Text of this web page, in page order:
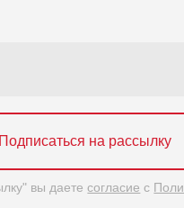
Подписаться на рассылку
вы даетесогласие с